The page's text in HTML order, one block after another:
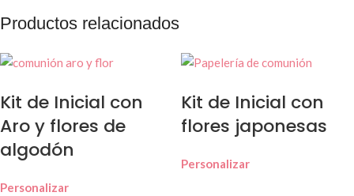
Productos relacionados
Kit de Inicial con
Aro y flores de
algodón
Personalizar
Kit de Inicial con
flores japonesas
Personalizar